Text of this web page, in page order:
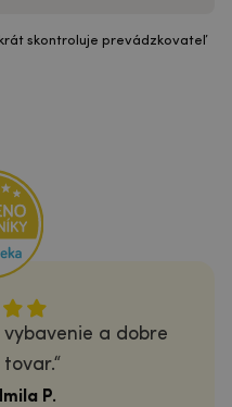
skontroluje prevádzkovateľ
vybavenie a dobre
P.